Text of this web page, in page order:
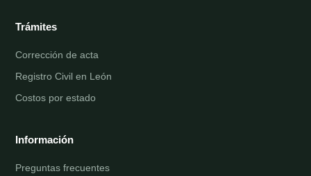
Trámites
Corrección de acta
Registro Civil en León
Costos por estado
Información
Preguntas frecuentes